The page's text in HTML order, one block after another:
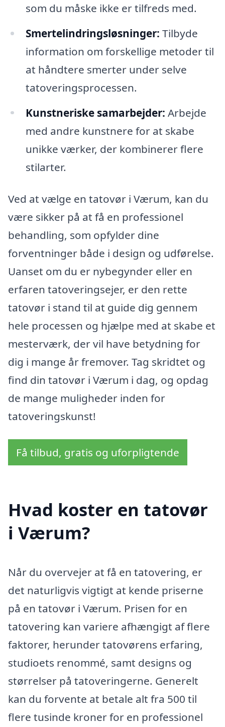
som du måske ikke er tilfreds med.
Smertelindringsløsninger: Tilbyde
information om forskellige metoder til
at håndtere smerter under selve
tatoveringsprocessen.
Kunstneriske samarbejder: Arbejde
med andre kunstnere for at skabe
unikke værker, der kombinerer flere
stilarter.
Ved at vælge en tatovør i Værum, kan du
være sikker på at få en professionel
behandling, som opfylder dine
forventninger både i design og udførelse.
Uanset om du er nybegynder eller en
erfaren tatoveringsejer, er den rette
tatovør i stand til at guide dig gennem
hele processen og hjælpe med at skabe et
mesterværk, der vil have betydning for
dig i mange år fremover. Tag skridtet og
find din tatovør i Værum i dag, og opdag
de mange muligheder inden for
tatoveringskunst!
Få tilbud, gratis og uforpligtende
Hvad koster en tatovør
i Værum?
Når du overvejer at få en tatovering, er
det naturligvis vigtigt at kende priserne
på en tatovør i Værum. Prisen for en
tatovering kan variere afhængigt af flere
faktorer, herunder tatovørens erfaring,
studioets renommé, samt designs og
størrelser på tatoveringerne. Generelt
kan du forvente at betale alt fra 500 til
flere tusinde kroner for en professionel